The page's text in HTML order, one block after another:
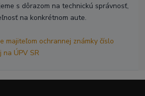
s dôrazom na technickú správnosť,
na konkrétnom aute.
majiteľom ochrannej známky číslo
na ÚPV SR